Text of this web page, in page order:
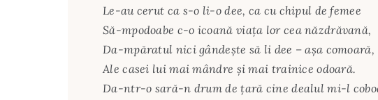
Le-au cerut ca s-o li-o dee, ca cu chipul de femee
Să-mpodoabe c-o icoană viaţa lor cea năzdrăvană,
Da-mpăratul nici gândeşte să li dee – aşa comoară,
Ale casei lui mai mândre şi mai trainice odoară.
Da-ntr-o sară-n drum de ţară cine dealul mi-l